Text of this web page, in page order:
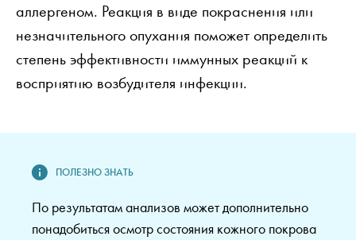
аллергеном. Реакция в виде покраснения или
незначительного опухания поможет определить
степень эффективности иммунных реакций к
восприятию возбудителя инфекции.
По результатам анализов может дополнительно
понадобиться осмотр состояния кожного покрова